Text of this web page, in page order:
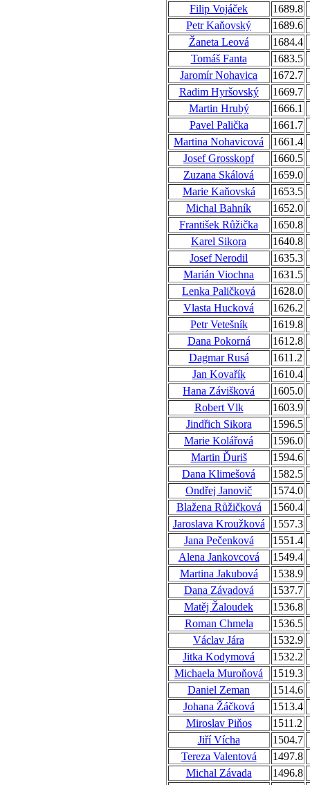
Filip Vojáček
1689.8
Petr Kaňovský
1689.6
Žaneta Leová
1684.4
Tomáš Fanta
1683.5
Jaromír Nohavica
1672.7
Radim Hyršovský
1669.7
Martin Hrubý
1666.1
Pavel Palička
1661.7
Martina Nohavicová
1661.4
Josef Grosskopf
1660.5
Zuzana Skálová
1659.0
Marie Kaňovská
1653.5
Michal Bahník
1652.0
František Růžička
1650.8
Karel Sikora
1640.8
Josef Nerodil
1635.3
Marián Viochna
1631.5
Lenka Paličková
1628.0
Vlasta Hucková
1626.2
Petr Vetešník
1619.8
Dana Pokorná
1612.8
Dagmar Rusá
1611.2
Jan Kovařík
1610.4
Hana Závišková
1605.0
Robert Vlk
1603.9
Jindřich Sikora
1596.5
Marie Kolářová
1596.0
Martin Ďuriš
1594.6
Dana Klimešová
1582.5
Ondřej Janovič
1574.0
Blažena Růžičková
1560.4
Jaroslava Kroužková
1557.3
Jana Pečenková
1551.4
Alena Jankovcová
1549.4
Martina Jakubová
1538.9
Dana Závadová
1537.7
Matěj Žaloudek
1536.8
Roman Chmela
1536.5
Václav Jára
1532.9
Jitka Kodymová
1532.2
Michaela Muroňová
1519.3
Daniel Zeman
1514.6
Johana Žáčková
1513.4
Miroslav Piňos
1511.2
Jiří Vícha
1504.7
Tereza Valentová
1497.8
Michal Závada
1496.8